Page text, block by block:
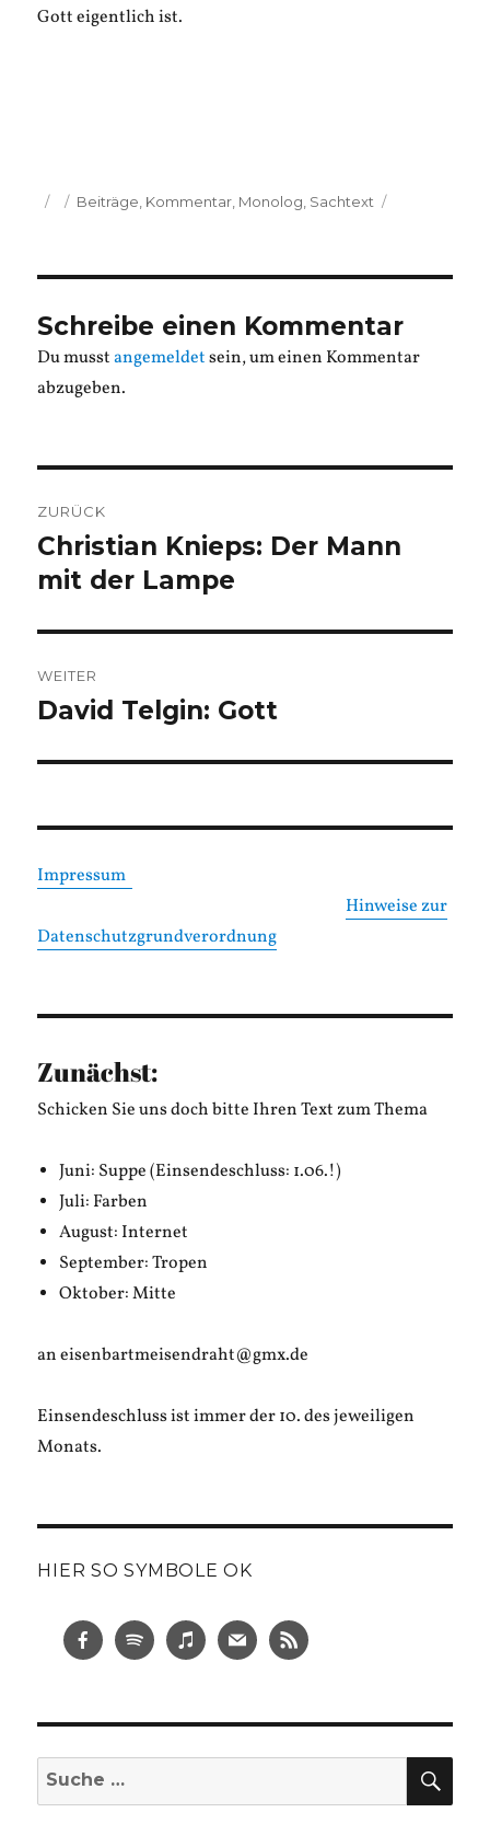
Gott eigentlich ist.
Veröffentlicht
Kategorien
Beiträge Kommentar Monolog Sachtext
Schreibe einen Kommentar
Du musstangemeldetsein, um einen Kommentar
abzugeben.
ZURÜCK
Vorheriger
Beitrag:
Christian Knieps: Der Mann
mit der Lampe
WEITER
Nächster
David Telgin: Gott
Impressum
Hinweise zur
Datenschutzgrundverordnung
Zunächst:
Schicken Sie uns doch bitte Ihren Text zum Thema
Juni: Suppe (Einsendeschluss: 1.06.!)
Juli: Farben
August: Internet
September: Tropen
Oktober: Mitte
an eisenbartmeisendraht@gmx.de
Einsendeschluss ist immer der 10. des jeweiligen
Monats.
HIER SO SYMBOLE OK
Suche
nach: